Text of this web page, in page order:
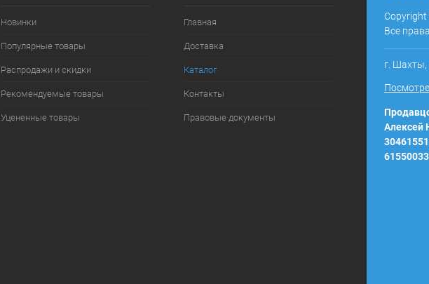
Новинки
Популярные товары
Распродажи и скидки
Рекомендуемые товары
Уцененные товары
Главная
Доставка
Каталог
Контакты
Правовые документы
Все
г. Шахты,
Алексей